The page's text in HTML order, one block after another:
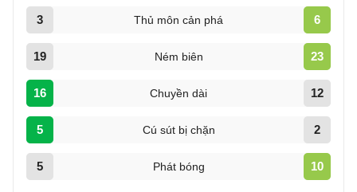
3 Thủ môn cản phá 6
19 Ném biên 23
16 Chuyền dài 12
5 Cú sút bị chặn 2
5 Phát bóng 10